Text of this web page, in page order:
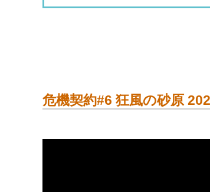
危機契約#6 狂風の砂原